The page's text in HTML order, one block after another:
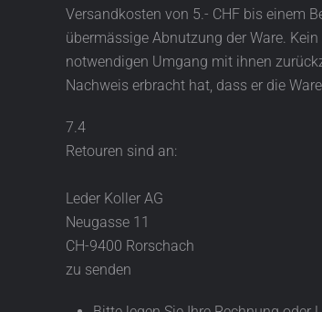
Versandkosten von 5.- CHF bis einem
übermässige Abnutzung der Ware.
notwendigen Umgang mit ihnen
Nachweis erbracht hat, dass er die
7.4
Retouren sind an:
Leder Koller AG
Neugasse 11
CH-9400 Rorschach
zu senden